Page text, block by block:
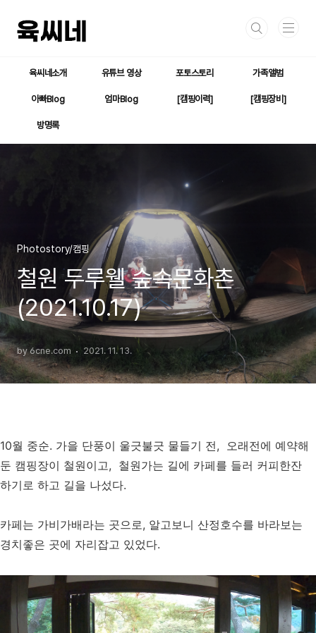
육씨네소개 유튜브 영상 포토스토리 가족앨범
아빠Blog 엄마Blog [캠핑이력] [캠핑장비]
방명록
Photostory/캠핑
철원 두루웰 숲속문화촌
(2021.10.17)
by 6cne.com 2021. 11. 13.
10월 중순. 가을 단풍이 울긋불긋 물들기 전, 오래전에 예약해
둔 캠핑장이 철원이고, 철원가는 길에 카페를 들러 커피한잔
하기로 하고 길을 나섰다.
카페는 가비가배라는 곳으로, 알고보니 산정호수를 바라보는
경치좋은 곳에 자리잡고 있었다.